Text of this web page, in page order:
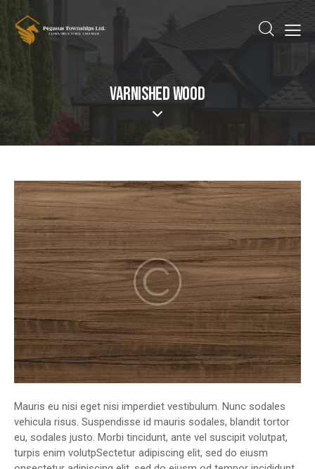
VARNISHED WOOD
Mauris eu nisi eget nisi imperdiet vestibulum. Nunc sodales
vehicula risus. Suspendisse id mauris sodales, blandit tortor
eu, sodales justo. Morbi tincidunt, ante vel suscipit volutpat,
turpis enim volutpSectetur adipiscing elit, sed do eiusm